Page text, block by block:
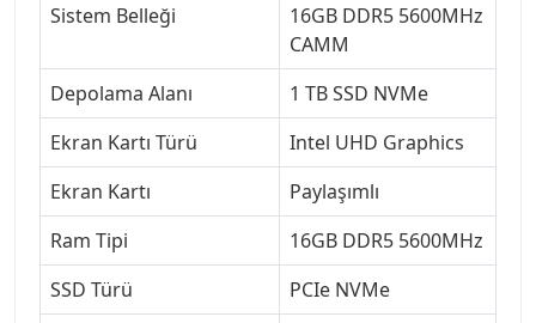
Sistem Belleği
16GB DDR5 5600MHz
CAMM
Depolama Alanı
1 TB SSD NVMe
Ekran Kartı Türü
Intel UHD Graphics
Ekran Kartı
Paylaşımlı
Ram Tipi
16GB DDR5 5600MHz
SSD Türü
PCIe NVMe